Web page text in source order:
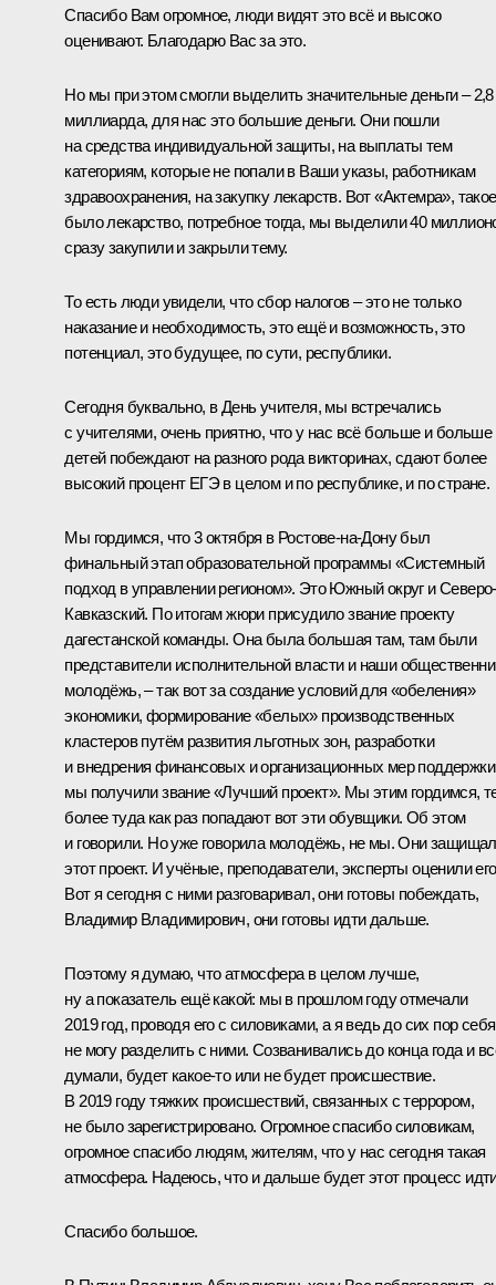
Спасибо Вам огромное, люди видят это всё и высоко
оценивают. Благодарю Вас за это.
Но мы при этом смогли выделить значительные деньги ‒ 2,8
миллиарда, для нас это большие деньги. Они пошли
на средства индивидуальной защиты, на выплаты тем
категориям, которые не попали в Ваши указы, работникам
здравоохранения, на закупку лекарств. Вот «Актемра», такое
было лекарство, потребное тогда, мы выделили 40
сразу закупили и закрыли тему.
То есть люди увидели, что сбор налогов ‒ это не только
наказание и необходимость, это ещё и возможность, это
потенциал, это будущее, по сути, республики.
Сегодня буквально, в День учителя, мы встречались
с учителями, очень приятно, что у нас всё больше и больше
детей побеждают на разного рода викторинах, сдают более
высокий процент ЕГЭ в целом и по республике, и по стране.
Мы гордимся, что 3 октября в Ростове-на-Дону был
финальный этап образовательной программы «Системный
подход в управлении регионом». Это Южный округ и Северо-
Кавказский. По итогам жюри присудило звание проекту
дагестанской команды. Она была большая там, там были
представители исполнительной власти и наши
молодёжь, ‒ так вот за создание условий для «обеления»
экономики, формирование «белых» производственных
кластеров путём развития льготных зон, разработки
и внедрения финансовых и организационных мер поддержки
мы получили звание «Лучший проект». Мы этим гордимся,
более туда как раз попадают вот эти обувщики. Об этом
и говорили. Но уже говорила молодёжь, не мы. Они
этот проект. И учёные, преподаватели, эксперты оценили
Вот я сегодня с ними разговаривал, они готовы побеждать,
Владимир Владимирович, они готовы идти дальше.
Поэтому я думаю, что атмосфера в целом лучше,
ну а показатель ещё какой: мы в прошлом году отмечали
2019 год, проводя его с силовиками, а я ведь до сих пор себя
не могу разделить с ними. Созванивались до конца года и
думали, будет какое-то или не будет происшествие.
В 2019 году тяжких происшествий, связанных с террором,
не было зарегистрировано. Огромное спасибо силовикам,
огромное спасибо людям, жителям, что у нас сегодня такая
атмосфера. Надеюсь, что и дальше будет этот процесс
Спасибо большое.